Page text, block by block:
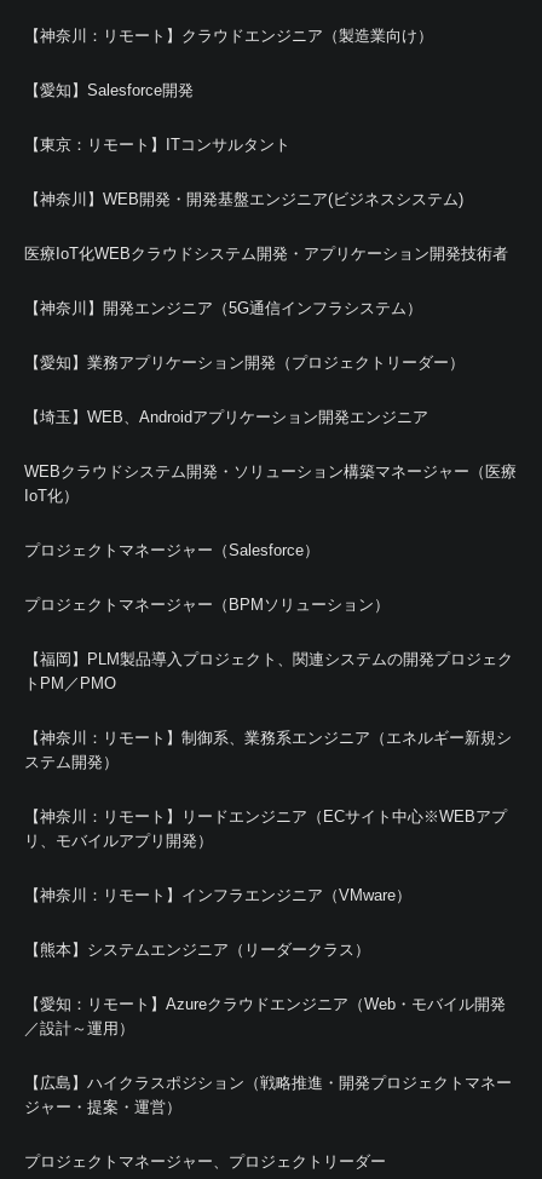
【神奈川：リモート】クラウドエンジニア（製造業向け）
【愛知】Salesforce開発
【東京：リモート】ITコンサルタント
【神奈川】WEB開発・開発基盤エンジニア(ビジネスシステム)
医療IoT化WEBクラウドシステム開発・アプリケーション開発技術者
【神奈川】開発エンジニア（5G通信インフラシステム）
【愛知】業務アプリケーション開発（プロジェクトリーダー）
【埼玉】WEB、Androidアプリケーション開発エンジニア
WEBクラウドシステム開発・ソリューション構築マネージャー（医療
IoT化）
プロジェクトマネージャー（Salesforce）
プロジェクトマネージャー（BPMソリューション）
【福岡】PLM製品導入プロジェクト、関連システムの開発プロジェク
トPM／PMO
【神奈川：リモート】制御系、業務系エンジニア（エネルギー新規シ
ステム開発）
【神奈川：リモート】リードエンジニア（ECサイト中心※WEBアプ
リ、モバイルアプリ開発）
【神奈川：リモート】インフラエンジニア（VMware）
【熊本】システムエンジニア（リーダークラス）
【愛知：リモート】Azureクラウドエンジニア（Web・モバイル開発
／設計～運用）
【広島】ハイクラスポジション（戦略推進・開発プロジェクトマネー
ジャー・提案・運営）
プロジェクトマネージャー、プロジェクトリーダー